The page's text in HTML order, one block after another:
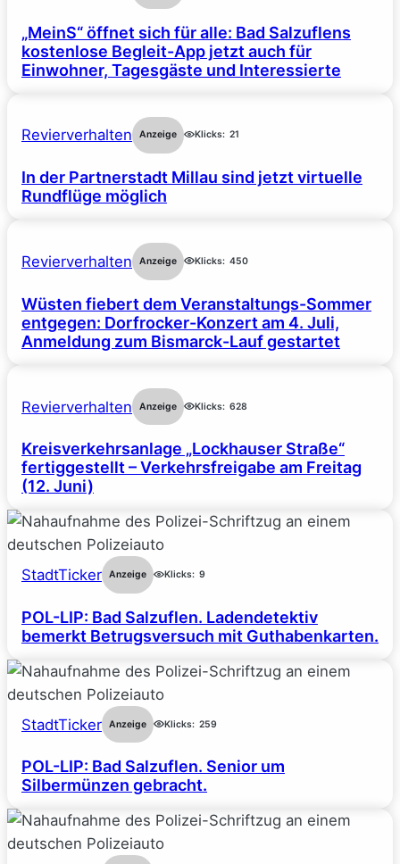
„MeinS“ öffnet sich für alle: Bad Salzuflens
kostenlose Begleit-App jetzt auch für
Einwohner, Tagesgäste und Interessierte
Revierverhalten Anzeige Klicks: 21
In der Partnerstadt Millau sind jetzt virtuelle
Rundflüge möglich
Revierverhalten Anzeige Klicks: 450
Wüsten fiebert dem Veranstaltungs-Sommer
entgegen: Dorfrocker-Konzert am 4. Juli,
Anmeldung zum Bismarck-Lauf gestartet
Revierverhalten Anzeige Klicks: 628
Kreisverkehrsanlage „Lockhauser Straße“
fertiggestellt – Verkehrsfreigabe am Freitag
(12. Juni)
StadtTicker Anzeige Klicks: 9
POL-LIP: Bad Salzuflen. Ladendetektiv
bemerkt Betrugsversuch mit Guthabenkarten.
StadtTicker Anzeige Klicks: 259
POL-LIP: Bad Salzuflen. Senior um
Silbermünzen gebracht.